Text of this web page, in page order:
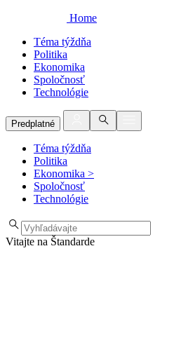
Home
Téma týždňa
Politika
Ekonomika
Spoločnosť
Technológie
Predplatné
Téma týždňa
Politika
Ekonomika >
Spoločnosť
Technológie
Vitajte na Štandarde